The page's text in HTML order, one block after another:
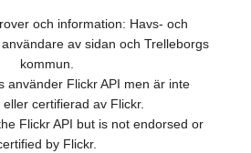
och information: Havs- och
av sidan och Trelleborgs
kommun.
använder Flickr API men är inte
certifierad av Flickr.
Flickr API but is not endorsed or
by Flickr.